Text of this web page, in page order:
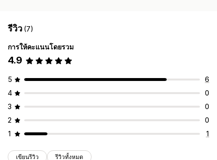
รีวิว (7)
การให้คะแนนโดยรวม
4.9
5
6
4
0
3
0
2
0
1
1
เขียนรีวิว รีวิวทั้งหมด